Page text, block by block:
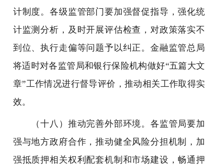
计制度。各级监管部门要加强督促指导，强化统
计监测分析，及时开展评估检查，对政策落实不
到位、执行走偏等问题予以纠正。金融监管总局
将适时对各监管局和银行保险机构做好“五篇大文
章”工作情况进行督导评价，推动相关工作取得实
效。
（十八）推动完善外部环境。各监管局要加
强与地方政府合作，推动健全风险分担机制，加
强抵质押相关权利配套机制和市场建设，畅通押